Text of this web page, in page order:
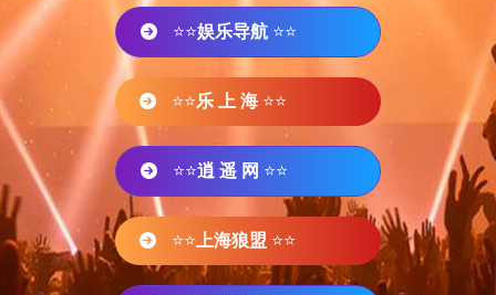
⭐⭐娱乐导航 ⭐⭐
⭐⭐乐 上 海 ⭐⭐
⭐⭐逍 遥 网 ⭐⭐
⭐⭐ 上海狼盟 ⭐⭐